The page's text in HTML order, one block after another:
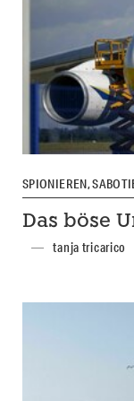
SPIONIEREN,
Das böse
tanja tricarico